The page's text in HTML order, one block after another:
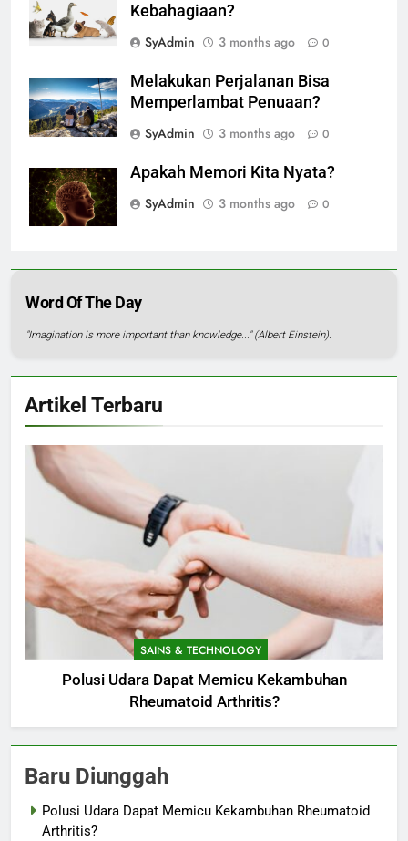
Kebahagiaan?
SyAdmin
3 months ago 0
Melakukan Perjalanan Bisa
Memperlambat Penuaan?
SyAdmin
3 months ago 0
Apakah Memori Kita Nyata?
SyAdmin
3 months ago 0
Word Of The Day
"Imagination is more important than knowledge..." (Albert Einstein).
Artikel Terbaru
SAINS & TECHNOLOGY
Polusi Udara Dapat Memicu Kekambuhan
Rheumatoid Arthritis?
Baru Diunggah
Polusi Udara Dapat Memicu Kekambuhan Rheumatoid
Arthritis?